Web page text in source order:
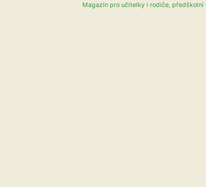
Magazín pro učitelky i rodiče, předškolní